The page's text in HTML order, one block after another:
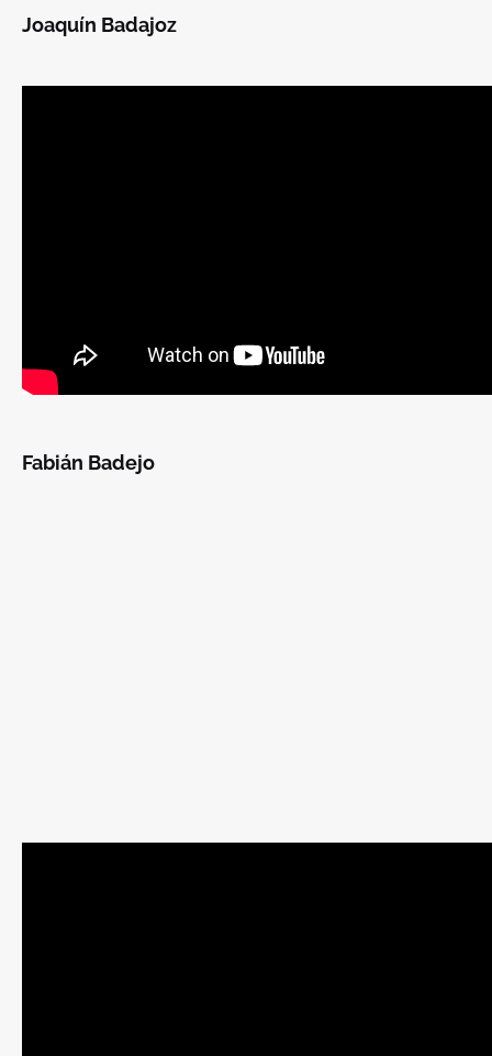
Joaquín Badajoz
Fabián Badejo